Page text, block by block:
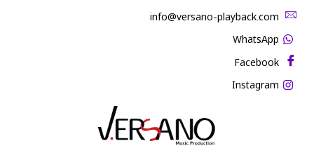
‫info@versano-playback.com‬
WhatsApp
Facebook
Instagram